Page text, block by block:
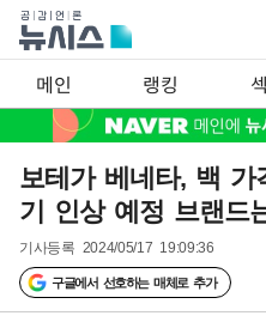
메인 랭킹
보테가 베네타, 백
기 인상 예정 브랜드
기사등록 2024/05/17 19:09:36
구글에서 선호하는 매체로 추가